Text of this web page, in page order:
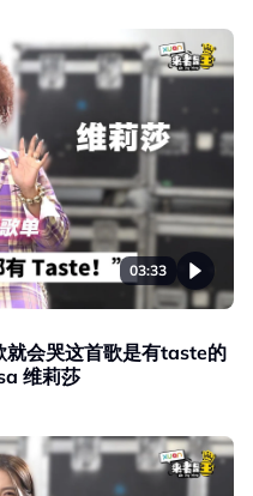
03:33
会哭这首歌是有taste的
维莉莎